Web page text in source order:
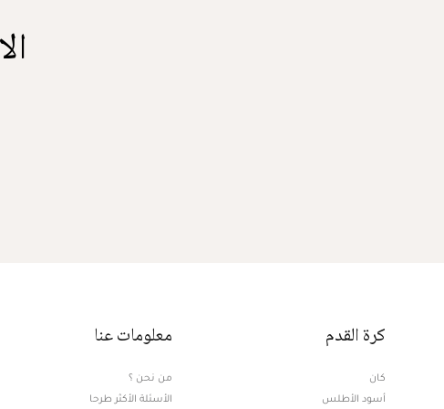
كرة القدم
كان
أسود الأطلس
معلومات عنا
من نحن ؟
الأسئلة الأكثر طرحا